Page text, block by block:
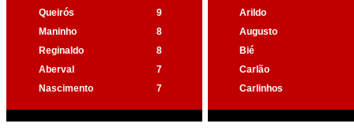
Queirós
9
Arildo
Maninho
8
Augusto
Reginaldo
8
Bié
Aberval
7
Carlão
Nascimento
7 Carlinhos